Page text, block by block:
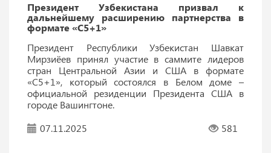
Президент Узбекистана призвал к
дальнейшему расширению партнерства в
формате «С5+1»
Президент Республики Узбекистан Шавкат
Мирзиёев принял участие в саммите лидеров
стран Центральной Азии и США в формате
«C5+1», который состоялся в Белом доме –
официальной резиденции Президента США в
городе Вашингтоне.
07.11.2025
581